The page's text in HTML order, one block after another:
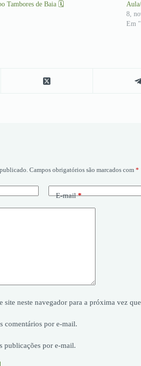
Tambores de Baia 🗓
8,
Em
Campos obrigatórios são marcados com *
E-mail*
site neste navegador para a próxima vez
comentários por e-mail.
publicações por e-mail.